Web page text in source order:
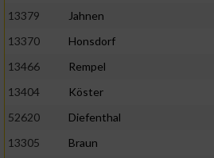
13379
Jahnen
13370
Honsdorf
13466
Rempel
13404
Köster
52620
Diefenthal
13305
Braun